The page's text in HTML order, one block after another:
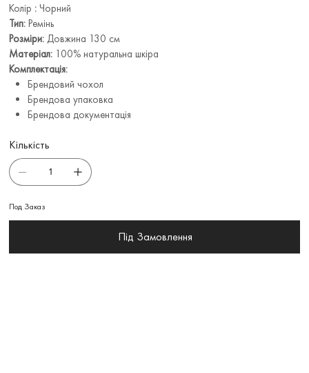
Колір : Чорний
Тип: Ремінь
Розміри: Довжина 130 см
Матеріал: 100% натуральна шкіра
Комплектація:
Брендовий чохол
Брендова упаковка
Брендова документація
Кількість
Под Заказ
Під Замовлення